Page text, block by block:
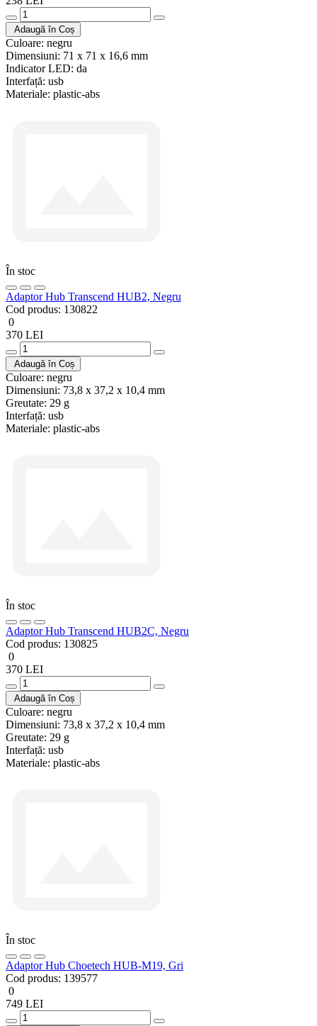
Adaugă în Coș
Culoare: negru
Dimensiuni: 71 x 71 x 16,6 mm
Indicator LED: da
Interfață: usb
Materiale: plastic-abs
În stoc
Adaptor Hub Transcend HUB2, Negru
Cod produs: 130822
0
370 LEI
Adaugă în Coș
Culoare: negru
Dimensiuni: 73,8 x 37,2 x 10,4 mm
Greutate: 29 g
Interfață: usb
Materiale: plastic-abs
În stoc
Adaptor Hub Transcend HUB2C, Negru
Cod produs: 130825
0
370 LEI
Adaugă în Coș
Culoare: negru
Dimensiuni: 73,8 x 37,2 x 10,4 mm
Greutate: 29 g
Interfață: usb
Materiale: plastic-abs
În stoc
Adaptor Hub Choetech HUB-M19, Gri
Cod produs: 139577
0
749 LEI